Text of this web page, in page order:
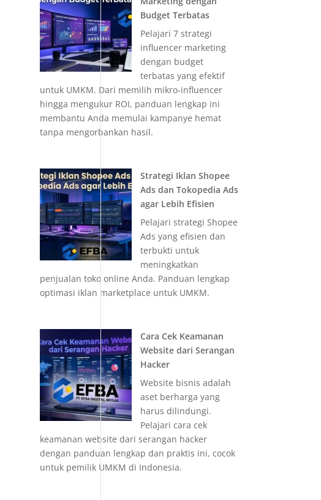
Budget Terbatas
Pelajari 7 strategi
influencer marketing
dengan budget
terbatas yang efektif
untuk UMKM. Dari memilih mikro-influencer
hingga mengukur ROI, panduan lengkap ini
membantu Anda memulai kampanye hemat
tanpa mengorbankan hasil.
Strategi Iklan Shopee
Ads dan Tokopedia Ads
agar Lebih Efisien
Pelajari strategi Shopee
Ads yang efisien dan
terbukti untuk
meningkatkan
penjualan toko online Anda. Panduan lengkap
optimasi iklan marketplace untuk UMKM.
Cara Cek Keamanan
Website dari Serangan
Hacker
Website bisnis adalah
aset berharga yang
harus dilindungi.
Pelajari cara cek
keamanan website dari serangan hacker
dengan panduan lengkap dan praktis ini, cocok
untuk pemilik UMKM di Indonesia.